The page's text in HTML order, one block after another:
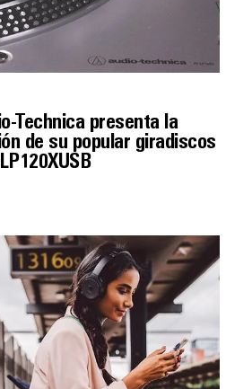
Technica presenta la
de su popular giradiscos